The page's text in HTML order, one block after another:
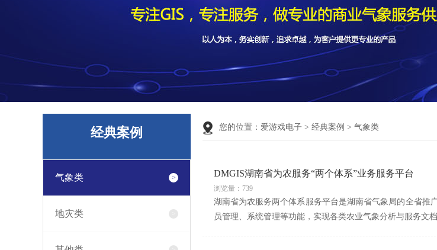
经典案例
气象类
地灾类
您的位置： 爱游戏电子 > 经典案例 > 气象类
DMGIS湖南省为农服务“两个体系”业务服务平台
浏览量：739
湖南省为农服务两个体系服务平台是湖南省气象局的全省推
员管理、系统管理等功能，实现各类农业气象分析与服务文